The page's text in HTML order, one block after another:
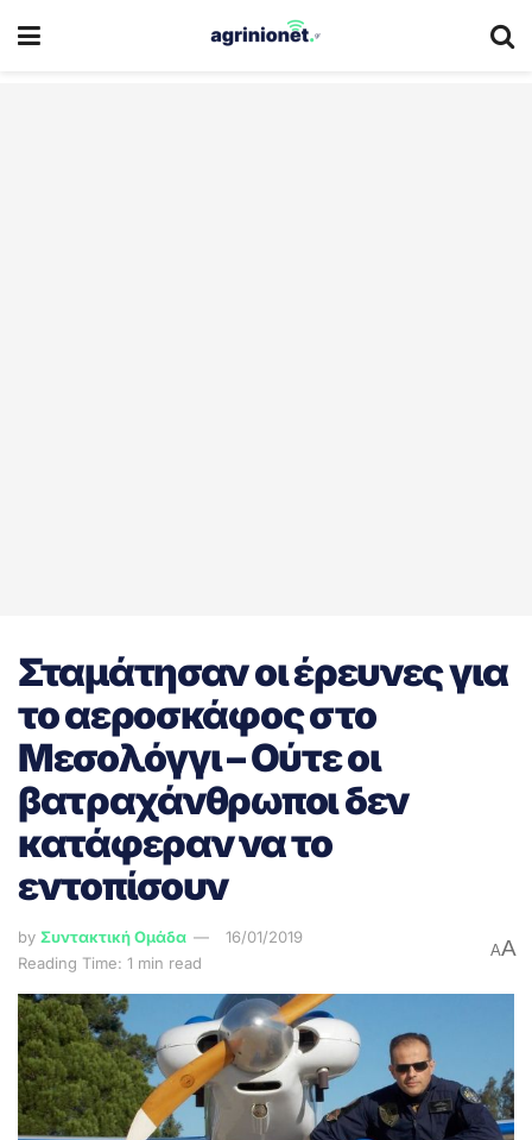
Σταμάτησαν οι έρευνες για
το αεροσκάφος στο
Μεσολόγγι – Ούτε οι
βατραχάνθρωποι δεν
κατάφεραν να το
εντοπίσουν
by Συντακτική Ομάδα
16/01/2019
Reading Time: 1 min read
AA